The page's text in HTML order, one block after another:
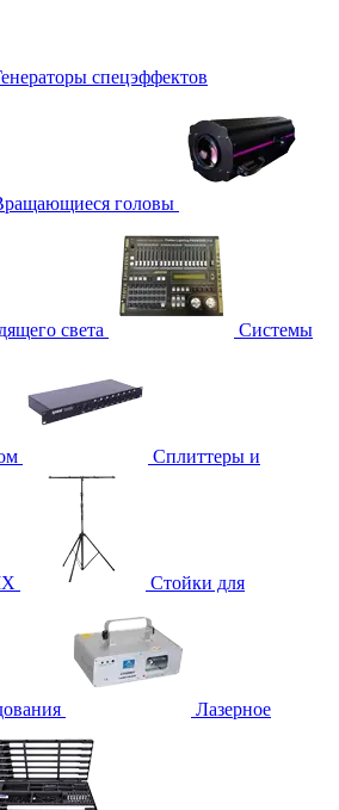
спецэффектов
головы
света Системы
Сплиттеры и
Стойки для
Лазерное